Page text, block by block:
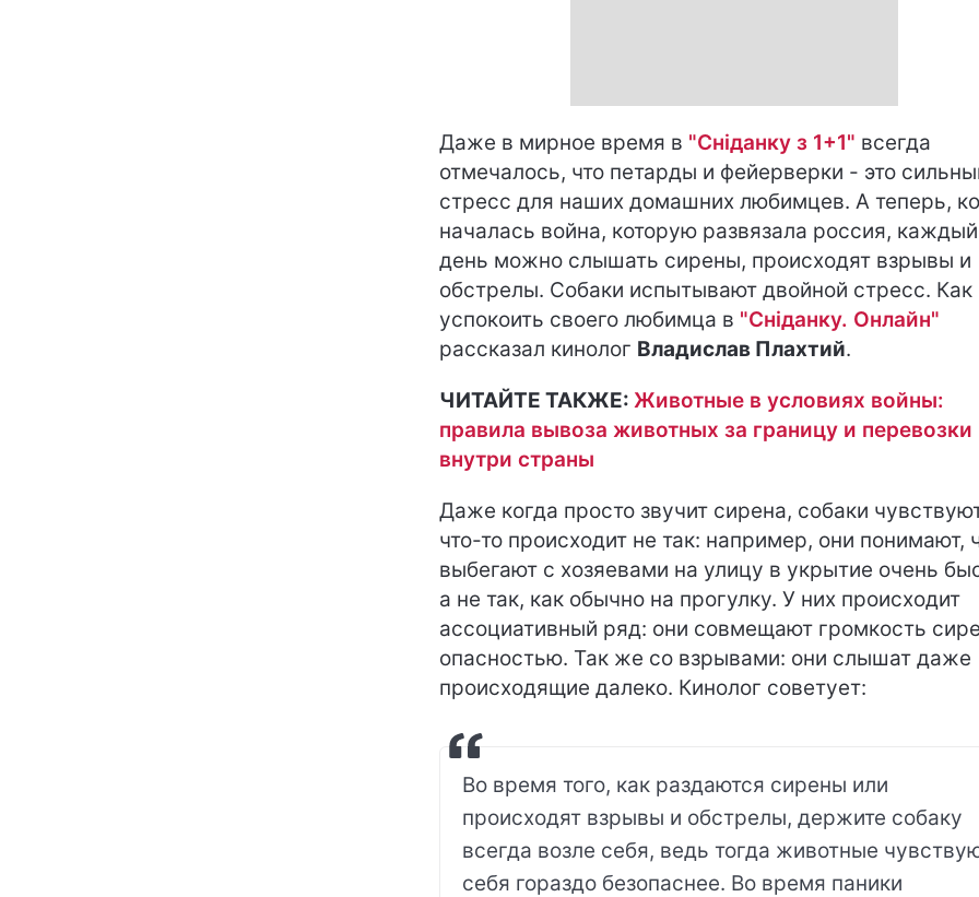
Даже в мирное время в "Сніданку з 1+1" всегда
отмечалось, что петарды и фейерверки - это
стресс для наших домашних любимцев. А теперь,
началась война, которую развязала россия, каждый
день можно слышать сирены, происходят взрывы и
обстрелы. Собаки испытывают двойной стресс. Как
успокоить своего любимца в "Сніданку. Онлайн"
рассказал кинолог Владислав Плахтий.
ЧИТАЙТЕ ТАКЖЕ: Животные в условиях войны:
правила вывоза животных за границу и перевозки
внутри страны
Даже когда просто звучит сирена, собаки
что-то происходит не так: например, они понимают,
выбегают с хозяевами на улицу в укрытие очень
а не так, как обычно на прогулку. У них происходит
ассоциативный ряд: они совмещают громкость
опасностью. Так же со взрывами: они слышат даже
происходящие далеко. Кинолог советует:
Во время того, как раздаются сирены или
происходят взрывы и обстрелы, держите собаку
всегда возле себя, ведь тогда животные
себя гораздо безопаснее. Во время паники